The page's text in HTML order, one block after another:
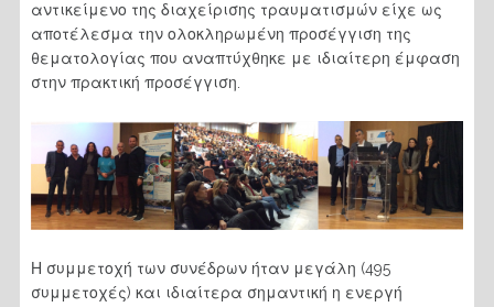
αντικείμενο της διαχείρισης τραυματισμών είχε ως
αποτέλεσμα την ολοκληρωμένη προσέγγιση της
θεματολογίας που αναπτύχθηκε με ιδιαίτερη έμφαση
στην πρακτική προσέγγιση.
Η συμμετοχή των συνέδρων ήταν μεγάλη (495
συμμετοχές) και ιδιαίτερα σημαντική η ενεργή